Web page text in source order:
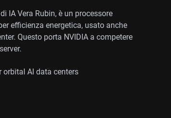
IA Vera Rubin, è un processore
efficienza energetica, usato anche
Questo porta NVIDIA a competere
orbital AI data centers